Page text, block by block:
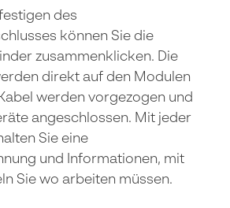
des
können Sie die
zusammenklicken. Die
direkt auf den Modulen
werden vorgezogen und
angeschlossen. Mit jeder
Sie eine
und Informationen, mit
Sie wo arbeiten müssen.